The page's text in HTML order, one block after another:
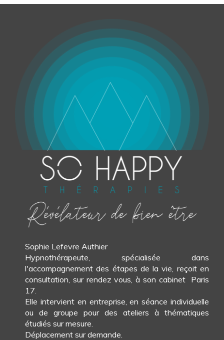
Sophie Lefevre Authier
Hypnothérapeute, spécialisée dans
l'accompagnement des étapes de la vie, reçoit en
consultation, sur rendez vous, à son cabinet Paris
17.
Elle intervient en entreprise, en séance individuelle
ou de groupe pour des ateliers à thématiques
étudiés sur mesure.
Déplacement sur demande.